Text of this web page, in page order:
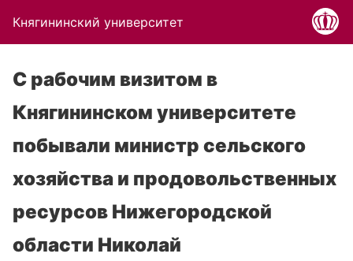
Княгининский университет
С рабочим визитом в
Княгининском университете
побывали министр сельского
хозяйства и продовольственных
ресурсов Нижегородской
области Николай